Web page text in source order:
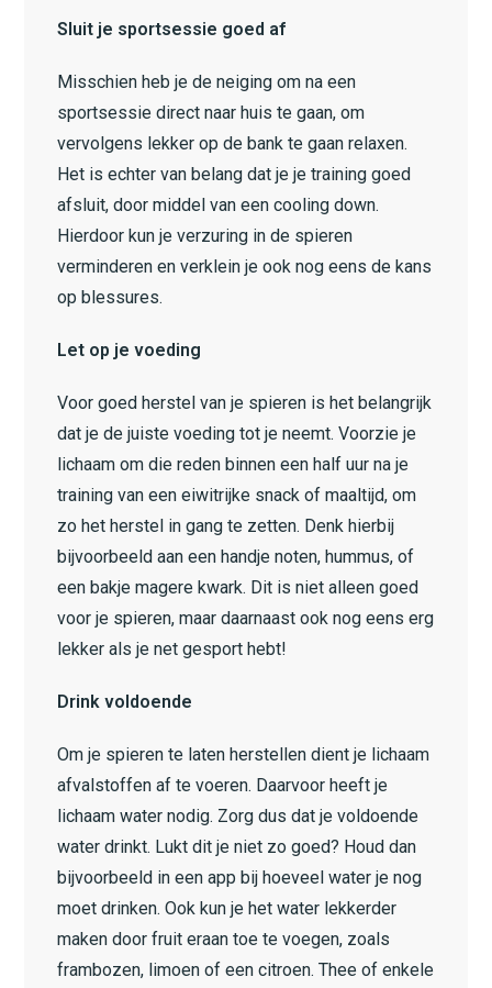
Sluit je sportsessie goed af
Misschien heb je de neiging om na een
sportsessie direct naar huis te gaan, om
vervolgens lekker op de bank te gaan relaxen.
Het is echter van belang dat je je training goed
afsluit, door middel van een cooling down.
Hierdoor kun je verzuring in de spieren
verminderen en verklein je ook nog eens de kans
op blessures.
Let op je voeding
Voor goed herstel van je spieren is het belangrijk
dat je de juiste voeding tot je neemt. Voorzie je
lichaam om die reden binnen een half uur na je
training van een eiwitrijke snack of maaltijd, om
zo het herstel in gang te zetten. Denk hierbij
bijvoorbeeld aan een handje noten, hummus, of
een bakje magere kwark. Dit is niet alleen goed
voor je spieren, maar daarnaast ook nog eens erg
lekker als je net gesport hebt!
Drink voldoende
Om je spieren te laten herstellen dient je lichaam
afvalstoffen af te voeren. Daarvoor heeft je
lichaam water nodig. Zorg dus dat je voldoende
water drinkt. Lukt dit je niet zo goed? Houd dan
bijvoorbeeld in een app bij hoeveel water je nog
moet drinken. Ook kun je het water lekkerder
maken door fruit eraan toe te voegen, zoals
frambozen, limoen of een citroen. Thee of enkele